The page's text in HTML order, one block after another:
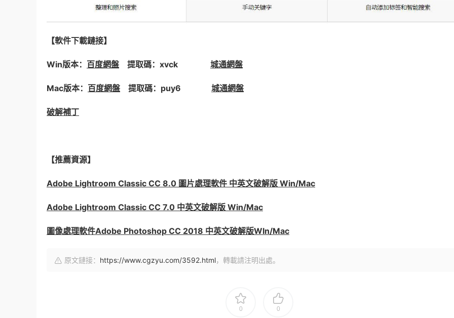
【軟件下載鏈接】
Win版本： 百度網盤 提取碼：xvck 城通網盤
Mac版本： 百度網盤 提取碼：puy6 城通網盤
破解補丁
【推薦資源】
Adobe Lightroom Classic CC 8.0 圖片處理軟件 中英文破解版 Win/Mac
Adobe Lightroom Classic CC 7.0 中英文破解版 Win/Mac
圖像處理軟件Adobe Photoshop CC 2018 中英文破解版WIn/Mac
原文鏈接： https://www.cgzyu.com/3592.html，轉載請注明出處。
0 0